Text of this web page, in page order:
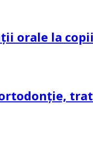
orale la copii.